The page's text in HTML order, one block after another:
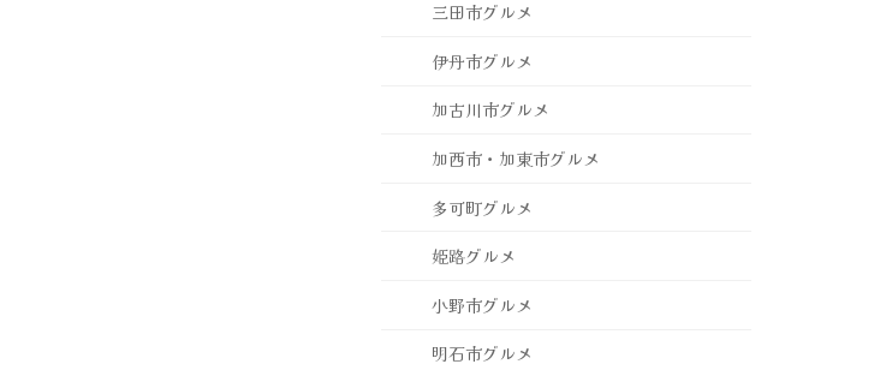
三田市グルメ
伊丹市グルメ
加古川市グルメ
加西市・加東市グルメ
多可町グルメ
姫路グルメ
小野市グルメ
明石市グルメ